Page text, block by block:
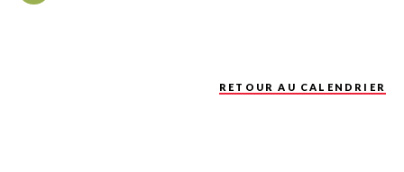
RETOUR AU CALENDRIER